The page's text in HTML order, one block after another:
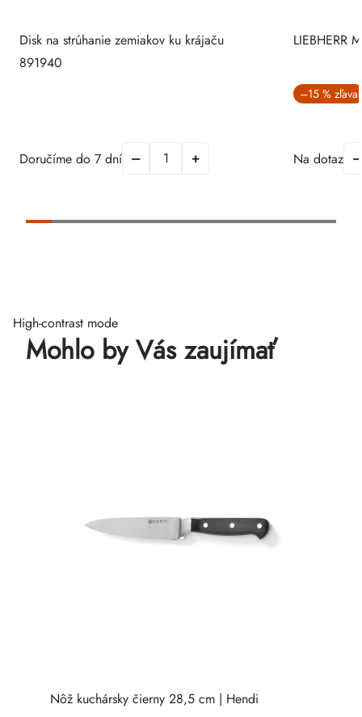
Disk na strúhanie zemiakov ku krájaču
891940
Doručíme do 7 dní
LIEBHERR
–15 %
Na dotaz
High-contrast mode
Mohlo by Vás zaujímať
Nôž kuchársky čierny 28,5 cm | Hendi